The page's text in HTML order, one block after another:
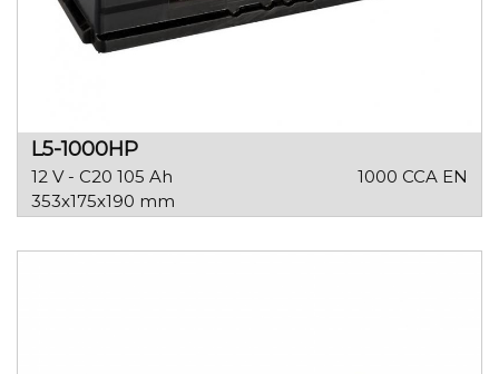
L5-1000HP
12 V - C20 105 Ah
1000 CCA EN
353x175x190 mm